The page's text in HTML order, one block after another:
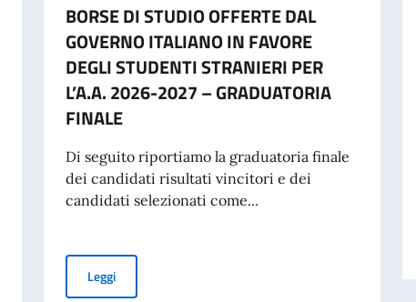
BORSE DI STUDIO OFFERTE DAL
GOVERNO ITALIANO IN FAVORE
DEGLI STUDENTI STRANIERI PER
L’A.A. 2026-2027 – GRADUATORIA
FINALE
Di seguito riportiamo la graduatoria finale
dei candidati risultati vincitori e dei
candidati selezionati come...
LeggiBORSE DI STUDIO OFFERTE DAL GOVERNO